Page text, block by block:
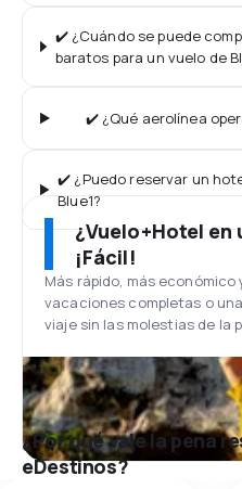
✔️ ¿Cuándo se puede
baratos para un vuelo de
✔️ ¿Qué aerolínea
✔️ ¿Puedo reservar un
Blue1?
¿Vuelo+Hotel en
¡Fácil!
Más rápido, más
vacaciones completas o
viaje sin las molestias de la
¿Por qué vale la pena
eDestinos?